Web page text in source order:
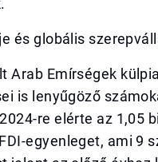
és globális
Arab Emírségek
is lenyűgöző
re elérte az 1,05
egyenleget, ami 9